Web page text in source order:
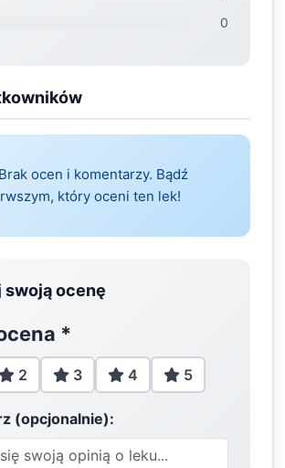
0
Brak ocen i komentarzy. Bądź
który oceni ten lek!
swoją ocenę
*
2 3 4 5
(opcjonalnie):